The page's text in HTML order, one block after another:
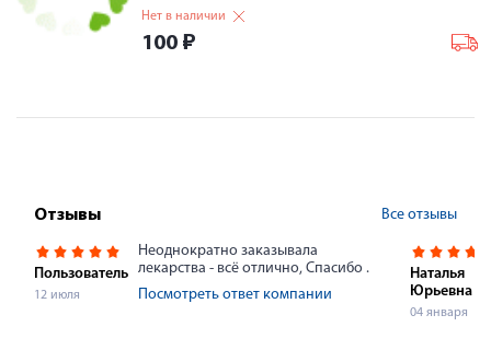
Нет в наличии
100 ₽
Отзывы Все отзывы
Пользователь
12 июля
Неоднократно заказывала
лекарства - всё отлично, Спасибо .
Посмотреть ответ компании
Наталья
Юрьевна
04 января